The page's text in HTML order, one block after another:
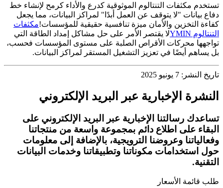
تستخدم مكثفات التنتالوم الموثوقية كدرع والأداء كرمح لإنشاء خط
دفاع بيانات "لا يتوقف عن العمل أبدًا" لمراكز البيانات، مما يجعل
كفاءة التخزين والأمان ميزة تنافسية حقيقية للمؤسسات!مكثفات
التنتالوم YMIN
لا يقتصر الأمر على حل مشاكل إمداد الطاقة التي
تواجهها محركات الأقراص الصلبة على مستوى المؤسسات فحسب،
بل يساهم أيضًا في تعزيز التشغيل المستقر لمراكز البيانات.
تاريخ النشر: 7 يونيو 2025
النشرة الإخبارية عبر البريد الإلكتروني
تساعدك رسالتنا الإخبارية عبر البريد الإلكتروني على
البقاء على اطلاع دائم بمجموعة واسعة من منتجاتنا
وفعالياتنا وعروضنا الترويجية، بالإضافة إلى معلومات
حول استخدامات مكوناتنا وتطبيقاتنا وخدمات البيانات
التقنية.
طلب قائمة الأسعار